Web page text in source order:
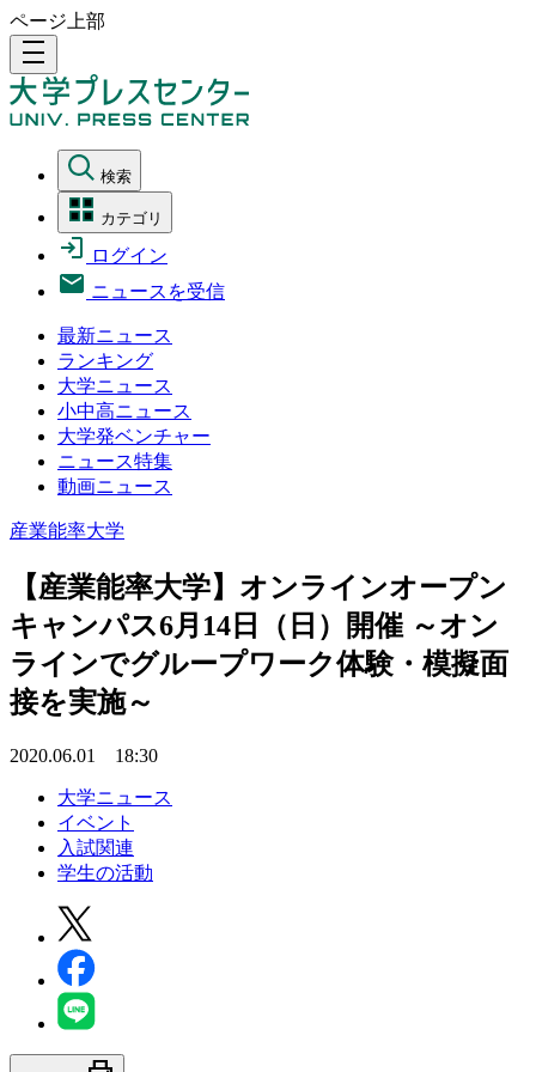
ページ上部
density_medium
検索
カテゴリ
ログイン
ニュースを受信
最新ニュース
ランキング
大学ニュース
小中高ニュース
大学発ベンチャー
ニュース特集
動画ニュース
産業能率大学
【産業能率大学】オンラインオープン
キャンパス6月14日（日）開催 ～オン
ラインでグループワーク体験・模擬面
接を実施～
2020.06.01 18:30
大学ニュース
イベント
入試関連
学生の活動